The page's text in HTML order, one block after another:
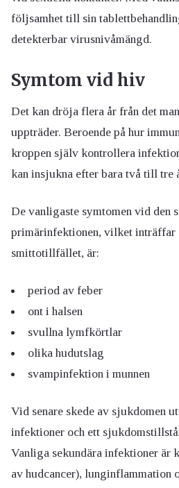
följsamhet till sin
detekterbar virusnivåmängd.
Symtom vid hiv
Det kan dröja flera år från det
uppträder. Beroende på hur
kroppen själv kontrollera
kan insjukna efter bara två till tre
De vanligaste symtomen vid den
primärinfektionen, vilket inträffar
smittotillfället, är:
period av feber
ont i halsen
svullna lymfkörtlar
olika hudutslag
svampinfektion i munnen
Vid senare skede av sjukdomen
infektioner och ett
Vanliga sekundära infektioner är
av hudcancer), lunginflammation